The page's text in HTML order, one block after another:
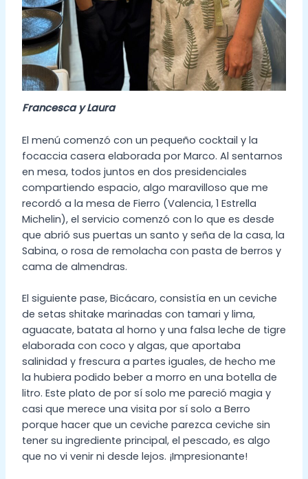
Francesca y Laura
El menú comenzó con un pequeño cocktail y la
focaccia casera elaborada por Marco. Al sentarnos
en mesa, todos juntos en dos presidenciales
compartiendo espacio, algo maravilloso que me
recordó a la mesa de Fierro (Valencia, 1 Estrella
Michelin), el servicio comenzó con lo que es desde
que abrió sus puertas un santo y seña de la casa, la
Sabina, o rosa de remolacha con pasta de berros y
cama de almendras.
El siguiente pase, Bicácaro, consistía en un ceviche
de setas shitake marinadas con tamari y lima,
aguacate, batata al horno y una falsa leche de tigre
elaborada con coco y algas, que aportaba
salinidad y frescura a partes iguales, de hecho me
la hubiera podido beber a morro en una botella de
litro. Este plato de por sí solo me pareció magia y
casi que merece una visita por sí solo a Berro
porque hacer que un ceviche parezca ceviche sin
tener su ingrediente principal, el pescado, es algo
que no vi venir ni desde lejos. ¡Impresionante!